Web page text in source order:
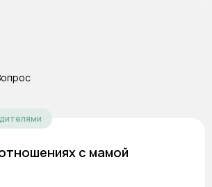
с мамой